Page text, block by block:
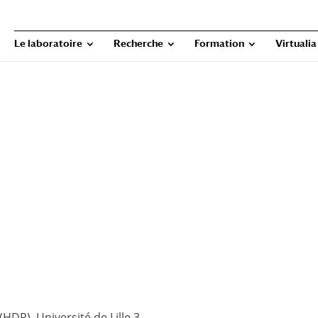
Le laboratoire Recherche Formation Virtualia